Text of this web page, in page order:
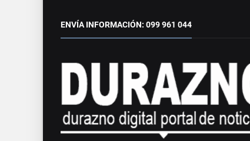
ENVÍA INFORMACIÓN: 099 961 044